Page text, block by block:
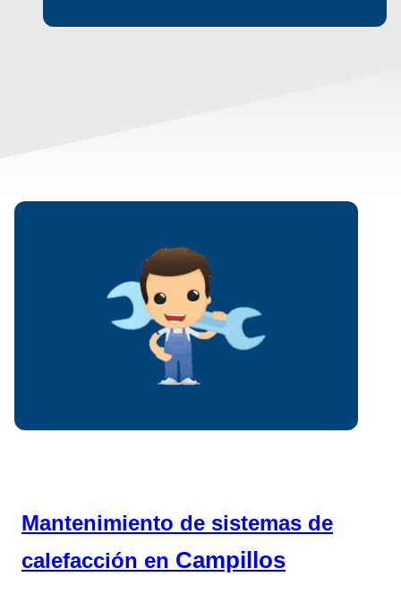
Mantenimiento de sistemas de
calefacción en Campillos